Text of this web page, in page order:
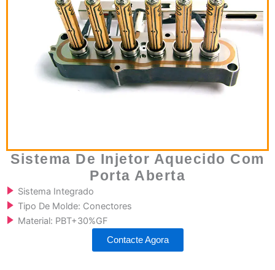
Sistema De Injetor Aquecido Com
Porta Aberta
Sistema Integrado
Tipo De Molde: Conectores
Material: PBT+30%GF
Contacte Agora